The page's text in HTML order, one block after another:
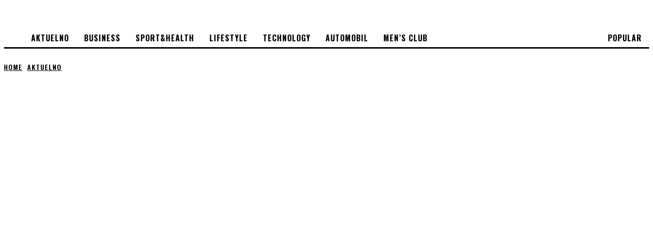
POPULAR
AKTUELNO BUSINESS SPORT&HEALTH LIFESTYLE TECHNOLOGY AUTOMOBIL MEN’S CLUB
HOME AKTUELNO